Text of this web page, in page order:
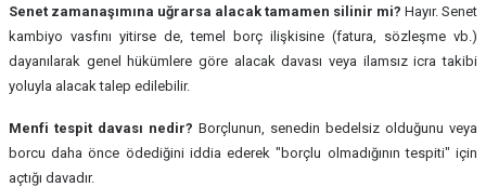
Senet zamanaşımına uğrarsa alacak tamamen silinir mi? Hayır. Senet
kambiyo vasfını yitirse de, temel borç ilişkisine (fatura, sözleşme vb.)
dayanılarak genel hükümlere göre alacak davası veya ilamsız icra takibi
yoluyla alacak talep edilebilir.
Menfi tespit davası nedir? Borçlunun, senedin bedelsiz olduğunu veya
borcu daha önce ödediğini iddia ederek "borçlu olmadığının tespiti" için
açtığı davadır.